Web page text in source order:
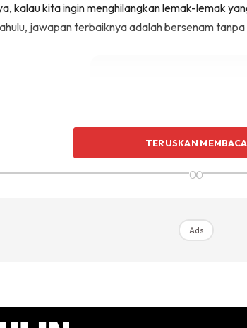
kalau kita ingin menghilangkan lemak-lemak
jawapan terbaiknya adalah bersenam
Ads
TERUSKAN MEMBACA
∞
Ads